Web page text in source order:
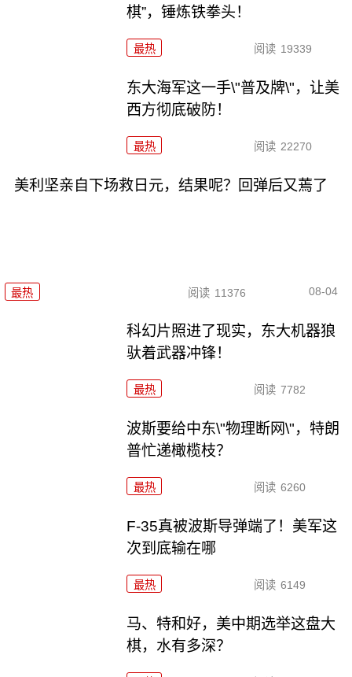
棋”，锤炼铁拳头！
最热 阅读 19339
东大海军这一手\"普及牌\"，让美
西方彻底破防！
最热 阅读 22270
美利坚亲自下场救日元，结果呢？回弹后又蔫了
最热 阅读 11376 08-04
科幻片照进了现实，东大机器狼
驮着武器冲锋！
最热 阅读 7782
波斯要给中东\"物理断网\"，特朗
普忙递橄榄枝？
最热 阅读 6260
F-35真被波斯导弹端了！美军这
次到底输在哪
最热 阅读 6149
马、特和好，美中期选举这盘大
棋，水有多深？